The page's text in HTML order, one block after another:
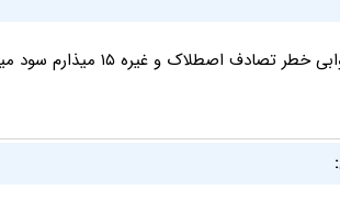
۱۵تومن بدم بعد بیخوابی